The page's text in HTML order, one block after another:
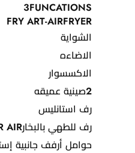
3FUNCATIONS
FRY ART-AIRFRYER
الشواية
الاضاءه
الاكسسوار
2صينية عميقه
رف استانليس
رف للطهي بالبخارTRAY FRYER AIR
حوامل أرفف جانبية